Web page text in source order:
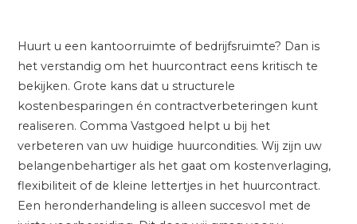
Huurt u een kantoorruimte of bedrijfsruimte? Dan is
het verstandig om het huurcontract eens kritisch te
bekijken. Grote kans dat u structurele
kostenbesparingen én contractverbeteringen kunt
realiseren. Comma Vastgoed helpt u bij het
verbeteren van uw huidige huurcondities. Wij zijn uw
belangenbehartiger als het gaat om kostenverlaging,
flexibiliteit of de kleine lettertjes in het huurcontract.
Een heronderhandeling is alleen succesvol met de